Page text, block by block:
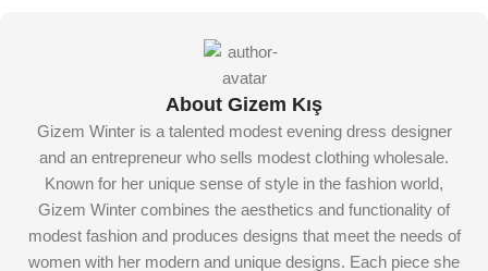
About Gizem Kış
Gizem Winter is a talented modest evening dress designer
and an entrepreneur who sells modest clothing wholesale.
Known for her unique sense of style in the fashion world,
Gizem Winter combines the aesthetics and functionality of
modest fashion and produces designs that meet the needs of
women with her modern and unique designs. Each piece she